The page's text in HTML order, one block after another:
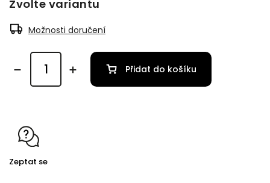
Zvolte variantu
Možnosti doručení
Přidat do košíku
Zeptat se